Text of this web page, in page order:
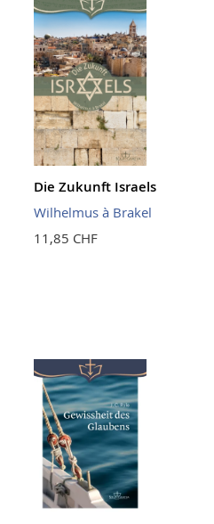
Die Zukunft Israels
Wilhelmus à Brakel
11,85 CHF